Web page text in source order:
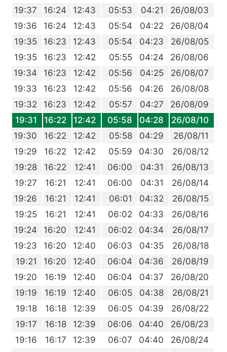
26/08/03
04:21
05:53
12:43
16:24
19:37
26/08/04
04:22
05:54
12:43
16:24
19:36
26/08/05
04:23
05:54
12:43
16:23
19:35
26/08/06
04:24
05:55
12:42
16:23
19:35
26/08/07
04:25
05:56
12:42
16:23
19:34
26/08/08
04:26
05:56
12:42
16:23
19:33
26/08/09
04:27
05:57
12:42
16:23
19:32
26/08/10
04:28
05:58
12:42
16:22
19:31
26/08/11
04:29
05:58
12:42
16:22
19:30
26/08/12
04:30
05:59
12:42
16:22
19:29
26/08/13
04:31
06:00
12:41
16:22
19:28
26/08/14
04:31
06:00
12:41
16:21
19:27
26/08/15
04:32
06:01
12:41
16:21
19:26
26/08/16
04:33
06:02
12:41
16:21
19:25
26/08/17
04:34
06:02
12:41
16:20
19:24
26/08/18
04:35
06:03
12:40
16:20
19:23
26/08/19
04:36
06:04
12:40
16:20
19:21
26/08/20
04:37
06:04
12:40
16:19
19:20
26/08/21
04:38
06:05
12:40
16:19
19:19
26/08/22
04:39
06:05
12:39
16:18
19:18
26/08/23
04:40
06:06
12:39
16:18
19:17
26/08/24
04:40
06:07
12:39
16:17
19:16